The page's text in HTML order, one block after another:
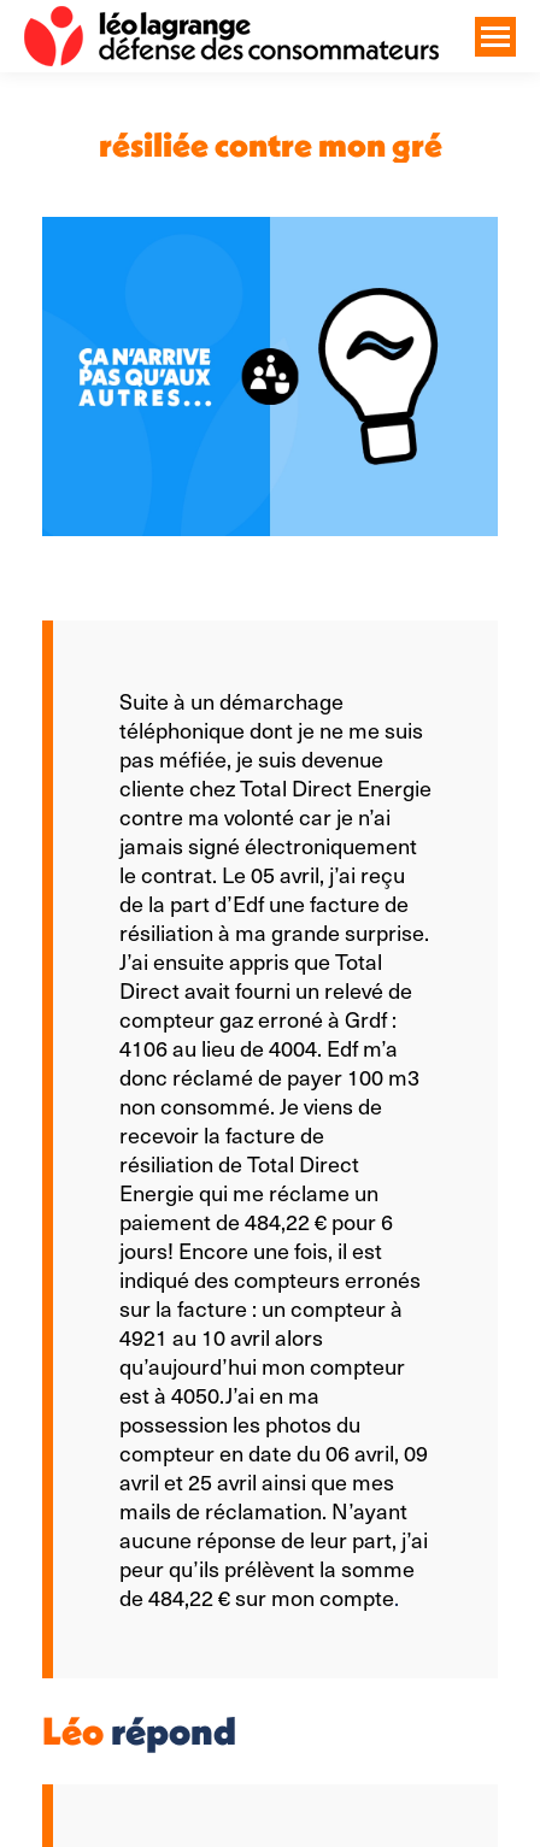
résiliée contre mon gré
Suite à un démarchage
téléphonique dont je ne me suis
pas méfiée, je suis devenue
cliente chez Total Direct Energie
contre ma volonté car je n’ai
jamais signé électroniquement
le contrat. Le 05 avril, j’ai reçu
de la part d’Edf une facture de
résiliation à ma grande surprise.
J’ai ensuite appris que Total
Direct avait fourni un relevé de
compteur gaz erroné à Grdf :
4106 au lieu de 4004. Edf m’a
donc réclamé de payer 100 m3
non consommé. Je viens de
recevoir la facture de
résiliation de Total Direct
Energie qui me réclame un
paiement de 484,22 € pour 6
jours! Encore une fois, il est
indiqué des compteurs erronés
sur la facture : un compteur à
4921 au 10 avril alors
qu’aujourd’hui mon compteur
est à 4050.J’ai en ma
possession les photos du
compteur en date du 06 avril, 09
avril et 25 avril ainsi que mes
mails de réclamation. N’ayant
aucune réponse de leur part, j’ai
peur qu’ils prélèvent la somme
de 484,22 € sur mon compte.
Léorépond